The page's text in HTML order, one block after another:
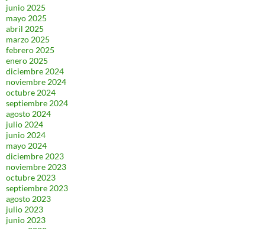
junio 2025
mayo 2025
abril 2025
marzo 2025
febrero 2025
enero 2025
diciembre 2024
noviembre 2024
octubre 2024
septiembre 2024
agosto 2024
julio 2024
junio 2024
mayo 2024
diciembre 2023
noviembre 2023
octubre 2023
septiembre 2023
agosto 2023
julio 2023
junio 2023